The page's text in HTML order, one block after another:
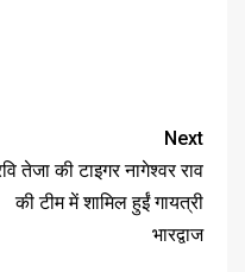
Next
तेजा की टाइगर नागेश्वर राव
की टीम में शामिल हुईं गायत्री
भारद्वाज